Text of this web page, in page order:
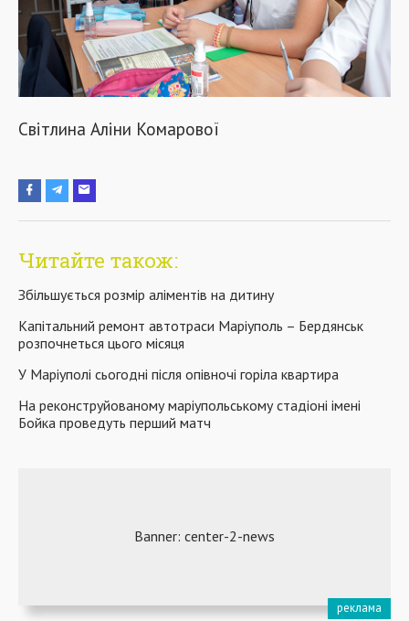
Світлина Аліни Комарової
Читайте також:
Збільшується розмір аліментів на дитину
Капітальний ремонт автотраси Маріуполь – Бердянськ
розпочнеться цього місяця
У Маріуполі сьогодні після опівночі горіла квартира
На реконструйованому маріупольському стадіоні імені
Бойка проведуть перший матч